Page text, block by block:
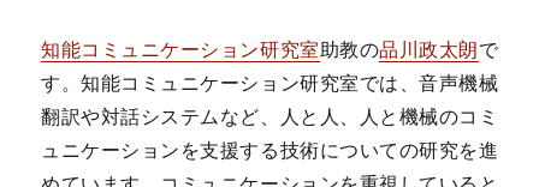
知能コミュニケーション研究室助教の品川政太朗で
す。知能コミュニケーション研究室では、音声機械
翻訳や対話システムなど、人と人、人と機械のコミ
ュニケーションを支援する技術についての研究を進